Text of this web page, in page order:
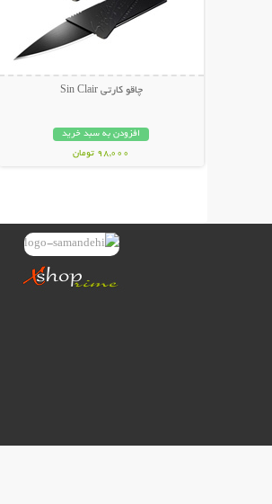
چاقو کارتی Sin Clair
افزودن به سبد خرید
98,000 تومان